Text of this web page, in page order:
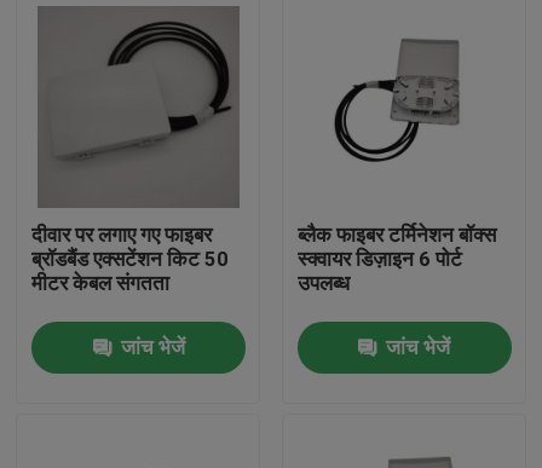
घर
दीवार पर लगाए गए फाइबर
ब्रॉडबैंड एक्सटेंशन किट 50
मीटर केबल संगतता
जांच भेजें
ब्लैक फाइबर टर्मिनेशन बॉक्स
स्क्वायर डिज़ाइन 6 पोर्ट
उपलब्ध
जांच भेजें